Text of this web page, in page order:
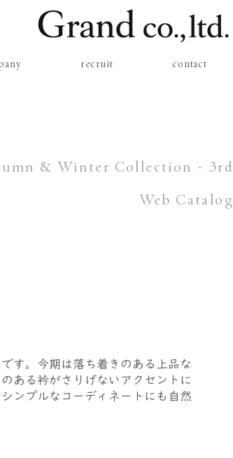
recruit contact
& Winter Collection - 3rd
Web Catalog
す。今期は落ち着きのある上品な
ある衿がさりげないアクセントに
ンプルなコーディネートにも自然